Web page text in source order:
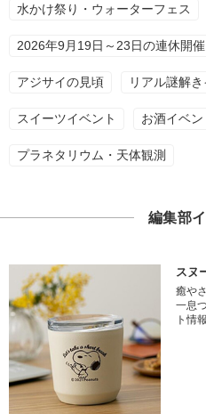
水かけ祭り・ウォーターフェス
2026年9月19日～23日の連休開
アジサイの見頃 リアル謎解き
スイーツイベント お酒イベン
プラネタリウム・天体観測
編集部
スヌ
癒や
一息
ト情